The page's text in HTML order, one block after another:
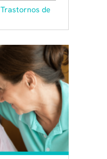
Trastornos de